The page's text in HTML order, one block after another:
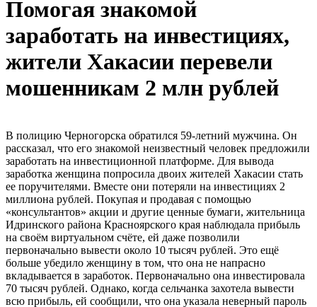
Помогая знакомой
заработать на инвестициях,
жители Хакасии перевели
мошенникам 2 млн рублей
В полицию Черногорска обратился 59-летний мужчина. Он
рассказал, что его знакомой неизвестный человек предложили
заработать на инвестиционной платформе. Для вывода
заработка женщина попросила двоих жителей Хакасии стать
ее поручителями. Вместе они потеряли на инвестициях 2
миллиона рублей. Покупая и продавая с помощью
«консультантов» акции и другие ценные бумаги, жительница
Идринского района Красноярского края наблюдала прибыль
на своём виртуальном счёте, ей даже позволили
первоначально вывести около 10 тысяч рублей. Это ещё
больше убедило женщину в том, что она не напрасно
вкладывается в заработок. Первоначально она инвестировала
70 тысяч рублей. Однако, когда сельчанка захотела вывести
всю прибыль, ей сообщили, что она указала неверный пароль